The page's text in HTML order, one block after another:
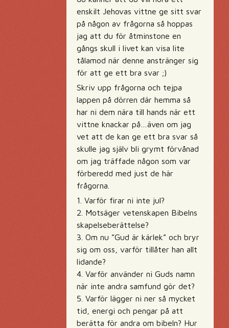
enskilt Jehovas vittne ge sitt svar
på någon av frågorna så hoppas
jag att du för åtminstone en
gångs skull i livet kan visa lite
tålamod när denne anstränger sig
för att ge ett bra svar ;)
Skriv upp frågorna och tejpa
lappen på dörren där hemma så
har ni dem nära till hands när ett
vittne knackar på…även om jag
vet att de kan ge ett bra svar så
skulle jag själv bli grymt förvånad
om jag träffade någon som var
förberedd med just de här
frågorna.
1. Varför firar ni inte jul?
2. Motsäger vetenskapen Bibelns
skapelseberättelse?
3. Om nu ”Gud är kärlek” och bryr
sig om oss, varför tillåter han allt
lidande?
4. Varför använder ni Guds namn
när inte andra samfund gör det?
5. Varför lägger ni ner så mycket
tid, energi och pengar på att
berätta för andra om bibeln? Hur